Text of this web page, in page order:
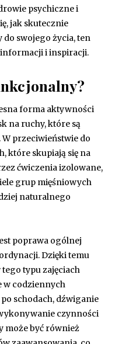
psychiczne i
jak skutecznie
swojego życia, ten
i inspiracji.
forma aktywności
na ruchy, które są
przeciwieństwie do
które skupiają się na
ćwiczenia izolowane,
grup mięśniowych
naturalnego
poprawa ogólnej
Dzięki temu
typu zajęciach
w codziennych
schodach, dźwiganie
czynności
może być również